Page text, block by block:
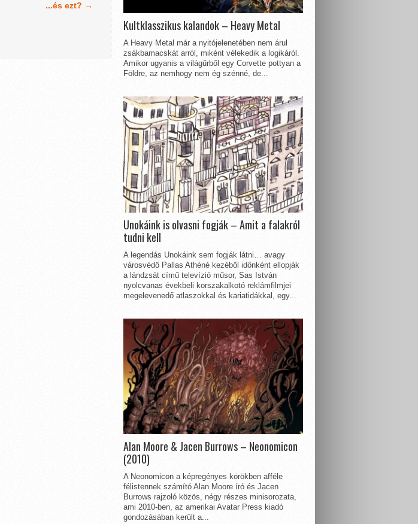
...és ezt? →
Kultklasszikus kalandok – Heavy Metal
A Heavy Metal már a nyitójelenetében nem árul
zsákbamacskát arról, miként vélekedik a logikáról.
Amikor ugyanis a világűrből egy Corvette pottyan a
Földre, az nemhogy nem ég szénné, de...
Unokáink is olvasni fogják – Amit a falakról
tudni kell
A legendás Unokáink sem fogják látni… avagy
városvédő Pallas Athéné kezéből időnként ellopják
a lándzsát című televízió műsor, Sas István
nyolcvanas évekbeli korszakalkotó reklámfilmjei
megelevenedő atlaszokkal és kariatidákkal, egy...
Alan Moore & Jacen Burrows – Neonomicon
(2010)
A Neonomicon a képregényes körökben afféle
félistennek számító Alan Moore író és Jacen
Burrows rajzoló közös, négy részes minisorozata,
ami 2010-ben, az amerikai Avatar Press kiadó
gondozásában került a...